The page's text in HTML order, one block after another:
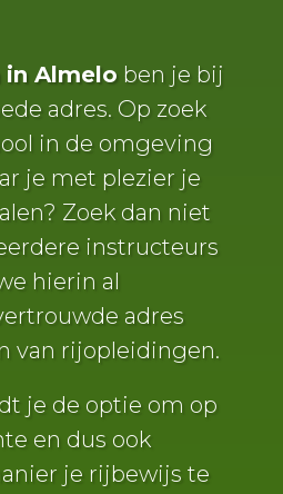
in Almelo ben je bij
adres. Op zoek
in de omgeving
je met plezier je
Zoek dan niet
instructeurs
hierin al
adres
van rijopleidingen.
je de optie om op
en dus ook
je rijbewijs te